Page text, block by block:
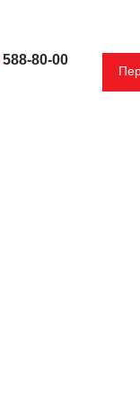
588-80-00